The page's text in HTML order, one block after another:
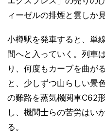
ィーゼルの排煙と雲しか
小樽駅を発車すると、単
間へと入っていく。列車
り、何度もカーブを曲が
と、少しずつ山らしい景
の難路を蒸気機関車C62
し、機関士らの苦労はい
る。